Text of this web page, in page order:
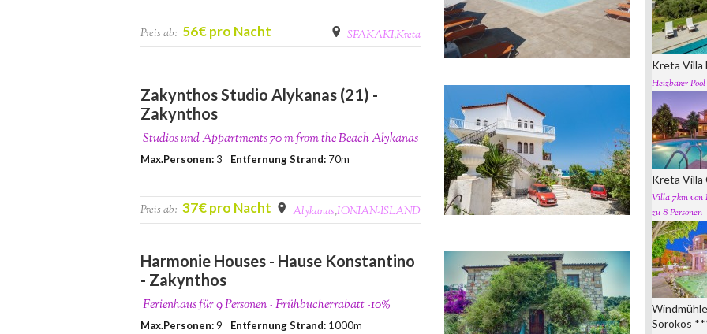
Preis ab: 56€ pro Nacht SFAKAKI,Kreta
Zakynthos Studio Alykanas (21) -
Zakynthos
Studios und Appartments 70 m from the Beach Alykanas
Max.Personen:3 Entfernung Strand: 70m
Preis ab: 37€ pro Nacht Alykanas,IONIAN-ISLAND
Harmonie Houses - Hause Konstantino
- Zakynthos
Ferienhaus für 9 Personen - Frühbucherrabatt -10%
Max.Personen:9 Entfernung Strand: 1000m
Kreta Villa
Heizbarer
Kreta
Villa 7km von
zu 8 Personen
Windmühle
Sorokos